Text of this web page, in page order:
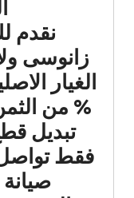
نقدم
زانوسى
% من
تبديل
فقط